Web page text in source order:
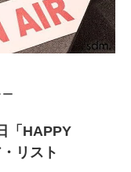
「HAPPY
リスト